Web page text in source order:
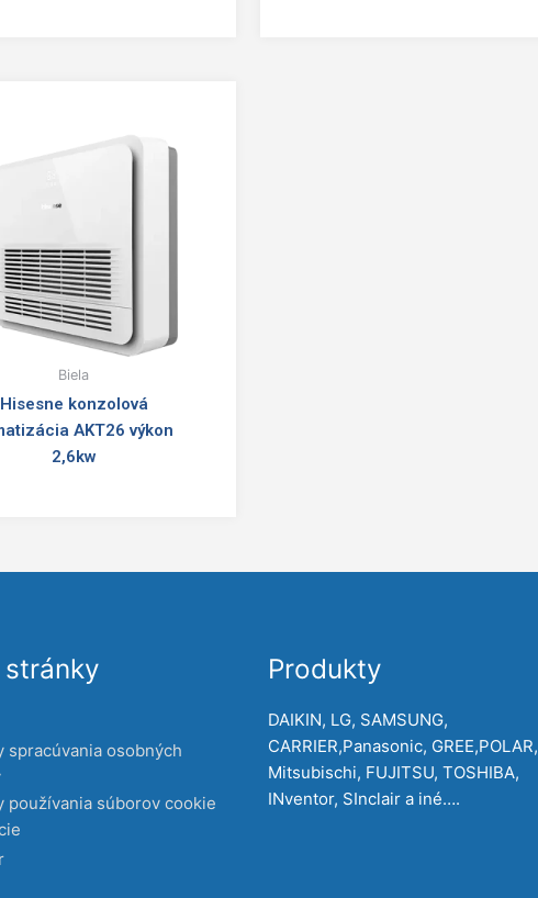
Biela
Hisesne konzolová
AKT26 výkon
2,6kw
spracúvania osobných
používania súborov cookie
Produkty
DAIKIN, LG, SAMSUNG,
CARRIER,Panasonic, GREE,POLAR,
Mitsubischi, FUJITSU, TOSHIBA,
INventor, SInclair a iné….